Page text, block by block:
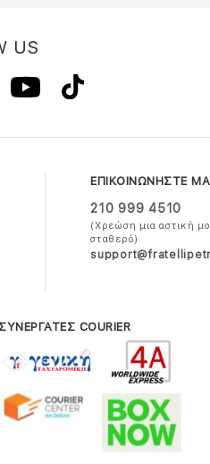
US
ΕΠΙΚΟΙΝΩΝΗΣΤΕ
210 999 4510
(Χρεώση μια αστική
σταθερό)
ΣΥΝΕΡΓΑΤΕΣ COURIER